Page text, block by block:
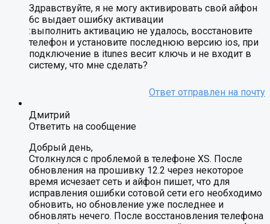
Здравствуйте, я не могу активировать свой айфон
6с выдает ошибку активации
:выполнить активацию не удалось, восстановите
телефон и установите последнюю версию ios, при
подключение в itunes весит ключь и не входит в
систему, что мне сделать?
Дмитрий
Ответить на сообщение
Добрый день,
Столкнулся с проблемой в телефоне XS. После
обновления на прошивку 12.2 через некоторое
время исчезает сеть и айфон пишет, что для
исправления ошибки сотовой сети его необходимо
обновить, но обновление уже последнее и
обновлять нечего. После восстановления телефона